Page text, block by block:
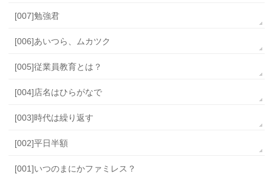
[007]勉強君
[006]あいつら、ムカツク
[005]従業員教育とは？
[004]店名はひらがなで
[003]時代は繰り返す
[002]平日半額
[001]いつのまにかファミレス？